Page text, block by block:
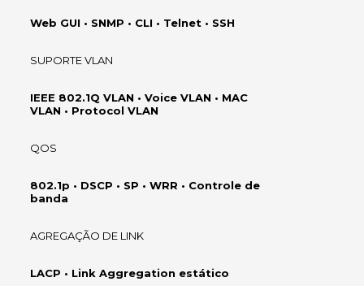
Web GUI • SNMP • CLI • Telnet • SSH
SUPORTE VLAN
IEEE 802.1Q VLAN • Voice VLAN • MAC
VLAN • Protocol VLAN
QOS
802.1p • DSCP • SP • WRR • Controle de
banda
AGREGAÇÃO DE LINK
LACP • Link Aggregation estático